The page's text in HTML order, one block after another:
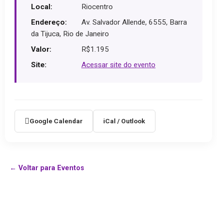
Local:
Riocentro
Endereço:
Av. Salvador Allende, 6555, Barra
da Tijuca, Rio de Janeiro
Valor:
R$1.195
Site:
Acessar site do evento
Google Calendar iCal / Outlook
← Voltar para Eventos